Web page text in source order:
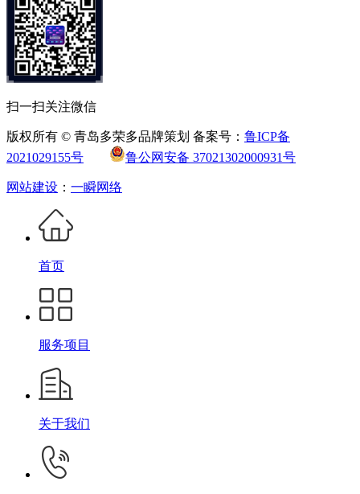
扫一扫关注微信
版权所有 © 青岛多荣多品牌策划 备案号： 鲁ICP备
2021029155号
鲁公网安备 37021302000931号
网站建设 ： 一瞬网络
首页
服务项目
关于我们